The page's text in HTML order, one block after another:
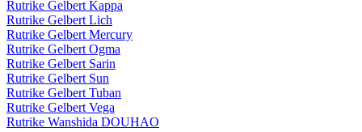
Rutrike Gelbert Kappa
Rutrike Gelbert Lich
Rutrike Gelbert Mercury
Rutrike Gelbert Ogma
Rutrike Gelbert Sarin
Rutrike Gelbert Sun
Rutrike Gelbert Tuban
Rutrike Gelbert Vega
Rutrike Wanshida DOUHAO